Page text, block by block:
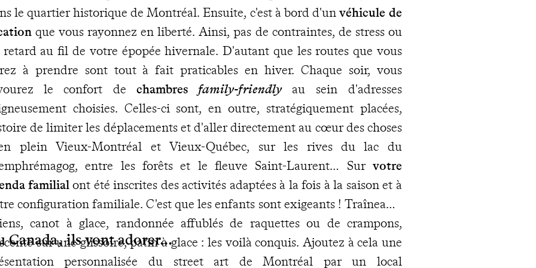
le quartier historique de Montréal. Ensuite, c'est à bord d'un véhicule de
que vous rayonnez en liberté. Ainsi, pas de contraintes, de stress ou
retard au fil de votre épopée hivernale. D'autant que les routes que vous
à prendre sont tout à fait praticables en hiver. Chaque soir, vous
le confort de chambres family-friendly
au sein d'adresses
choisies. Celles-ci sont, en outre, stratégiquement placées,
de limiter les déplacements et d'aller directement au cœur des choses
plein Vieux-Montréal et Vieux-Québec, sur les rives du lac du
entre les forêts et le fleuve Saint-Laurent… Sur votre
familialont été inscrites des activités adaptées à la fois à la saison et à
configuration familiale. C'est que les enfants sont exigeants ! Traîneau à
canot à glace, randonnée affublés de raquettes ou de crampons,
sur une glissoire, patin à glace : les voilà conquis. Ajoutez à cela une
personnalisée du street art de Montréal par un local
Canada, ils vont adorer...